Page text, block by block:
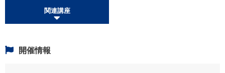
関連講座
開催情報